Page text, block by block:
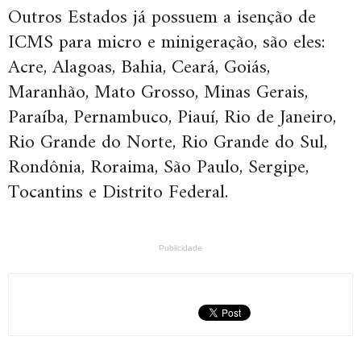
Outros Estados já possuem a isenção de
ICMS para micro e minigeração, são eles:
Acre, Alagoas, Bahia, Ceará, Goiás,
Maranhão, Mato Grosso, Minas Gerais,
Paraíba, Pernambuco, Piauí, Rio de Janeiro,
Rio Grande do Norte, Rio Grande do Sul,
Rondônia, Roraima, São Paulo, Sergipe,
Tocantins e Distrito Federal.
Publicidade